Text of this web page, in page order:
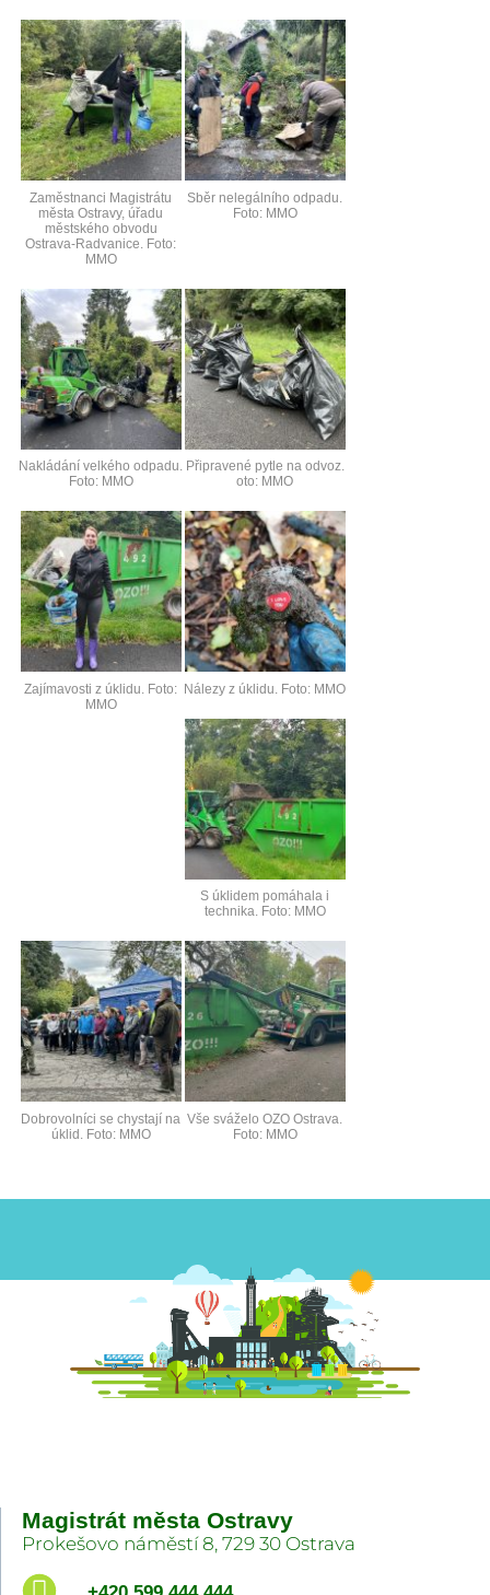
Zaměstnanci Magistrátu
města Ostravy, úřadu
městského obvodu
Ostrava-Radvanice. Foto:
MMO
Sběr nelegálního odpadu.
Foto: MMO
Nakládání velkého odpadu.
Foto: MMO
Připravené pytle na odvoz.
oto: MMO
Zajímavosti z úklidu. Foto:
MMO
Nálezy z úklidu. Foto: MMO
S úklidem pomáhala i
technika. Foto: MMO
Dobrovolníci se chystají na
úklid. Foto: MMO
Vše sváželo OZO Ostrava.
Foto: MMO
Magistrát města Ostravy
Prokešovo náměstí 8, 729 30 Ostrava